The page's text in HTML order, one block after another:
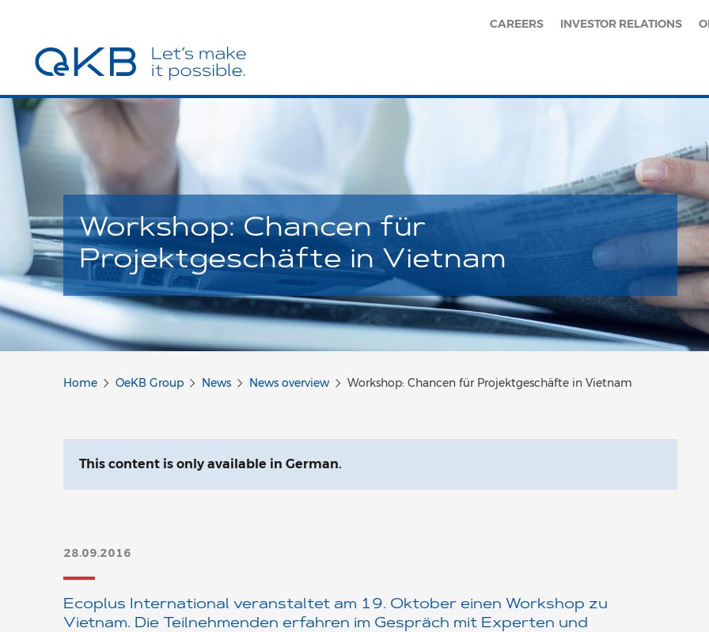
CAREERS INVESTOR RELATIONS
Workshop: Chancen für
Projektgeschäfte in Vietnam
Home OeKB Group News News overview Workshop: Chancen für Projektgeschäfte in Vietnam
This content is only available in German.
28.09.2016
Ecoplus International veranstaltet am 19. Oktober einen Workshop zu
Vietnam. Die Teilnehmenden erfahren im Gespräch mit Experten und